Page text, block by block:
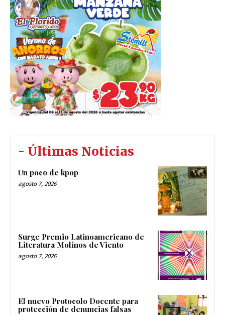
- Últimas Noticias
Un poco de kpop
agosto 7, 2026
Surge Premio Latinoamericano de
Literatura Molinos de Viento
agosto 7, 2026
El nuevo Protocolo Docente para
protección de denuncias falsas